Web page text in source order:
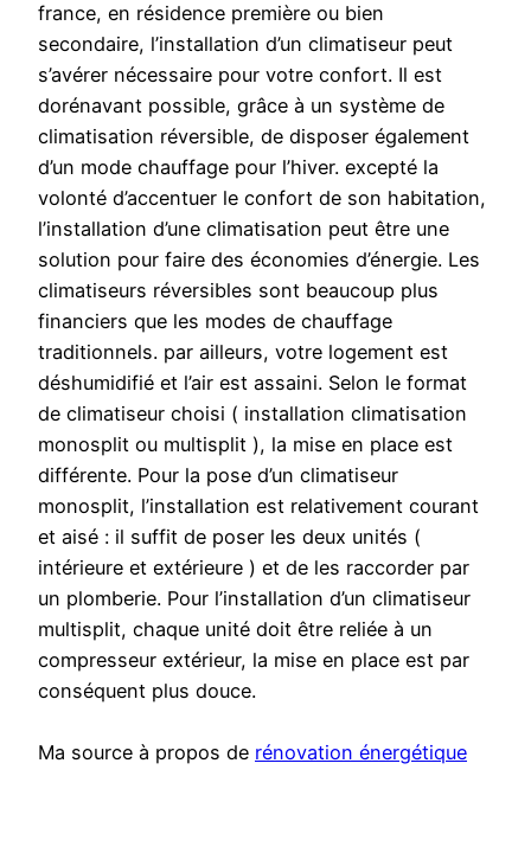
france, en résidence première ou bien
secondaire, l’installation d’un climatiseur peut
s’avérer nécessaire pour votre confort. Il est
dorénavant possible, grâce à un système de
climatisation réversible, de disposer également
d’un mode chauffage pour l’hiver. excepté la
volonté d’accentuer le confort de son habitation,
l’installation d’une climatisation peut être une
solution pour faire des économies d’énergie. Les
climatiseurs réversibles sont beaucoup plus
financiers que les modes de chauffage
traditionnels. par ailleurs, votre logement est
déshumidifié et l’air est assaini. Selon le format
de climatiseur choisi ( installation climatisation
monosplit ou multisplit ), la mise en place est
différente. Pour la pose d’un climatiseur
monosplit, l’installation est relativement courant
et aisé : il suffit de poser les deux unités (
intérieure et extérieure ) et de les raccorder par
un plomberie. Pour l’installation d’un climatiseur
multisplit, chaque unité doit être reliée à un
compresseur extérieur, la mise en place est par
conséquent plus douce.
Ma source à propos de rénovation énergétique